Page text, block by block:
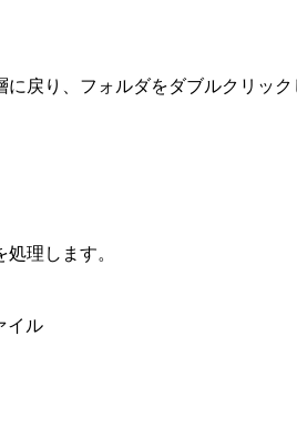
戻り、フォルダをダブルクリッ
理します。
イル